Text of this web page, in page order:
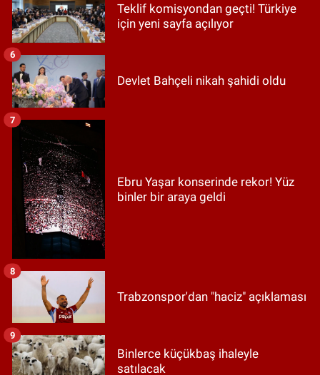
Teklif komisyondan geçti! Türkiye
için yeni sayfa açılıyor
Devlet Bahçeli nikah şahidi oldu
6
Ebru Yaşar konserinde rekor! Yüz
binler bir araya geldi
7
Trabzonspor'dan "haciz" açıklaması
8
Binlerce küçükbaş ihaleyle
satılacak
9